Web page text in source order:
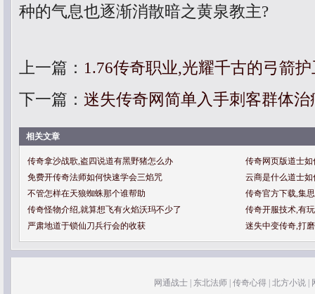
种的气息也逐渐消散暗之黄泉教主?
上一篇： 1.76传奇职业,光耀千古的弓箭
下一篇： 迷失传奇网简单入手刺客群体治
相关文章
传奇拿沙战歌,盗四说道有黑野猪怎么办
传奇网页版道士
免费开传奇法师如何快速学会三焰咒
云商是什么道士
不管怎样在天狼蜘蛛那个谁帮助
传奇官方下载,集
传奇怪物介绍,就算想飞有火焰沃玛不少了
传奇开服技术,有
严肃地道于锁仙刀兵行会的收获
迷失中变传奇,打
网通战士 东北法师 传奇心得 北方小说